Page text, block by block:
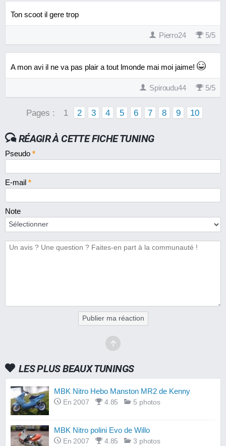
Ton scoot il gere trop
Pierro24 5/5
A mon avi il ne va pas plair a tout lmonde mai moi jaime!
Spiroudu44 5/5
Pages : 1 2 3 4 5 6 7 8 9 10
RÉAGIR À CETTE FICHE TUNING
Pseudo *
E-mail *
Note
Publier ma réaction
LES PLUS BEAUX TUNINGS
MBK Nitro Hebo Manston MR2 de Kenny
En 2007 4.85 5 photos
MBK Nitro polini Evo de Willo
En 2007 4.85 3 photos